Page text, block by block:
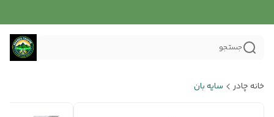
جستجو
خانه چادر سایه بان